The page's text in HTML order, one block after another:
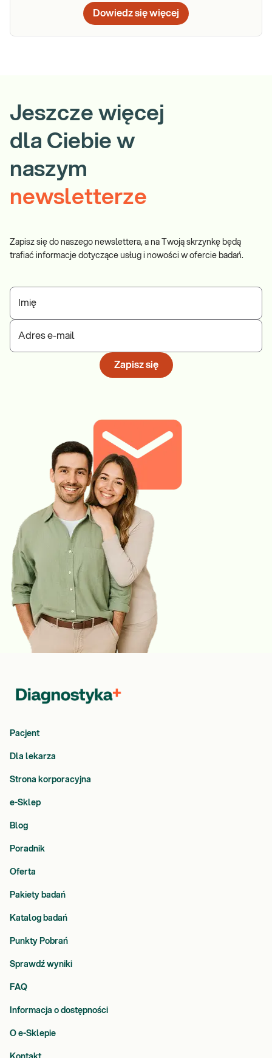
Dowiedz się więcej
Jeszcze więcej
dla Ciebie w
naszym
newsletterze
Zapisz się do naszego newslettera, a na Twoją skrzynkę będą
trafiać informacje dotyczące usług i nowości w ofercie badań.
Imię
Adres e-mail
Zapisz się
Pacjent
Dla lekarza
Strona korporacyjna
e-Sklep
Blog
Poradnik
Oferta
Pakiety badań
Katalog badań
Punkty Pobrań
Sprawdź wyniki
FAQ
Informacja o dostępności
O e-Sklepie